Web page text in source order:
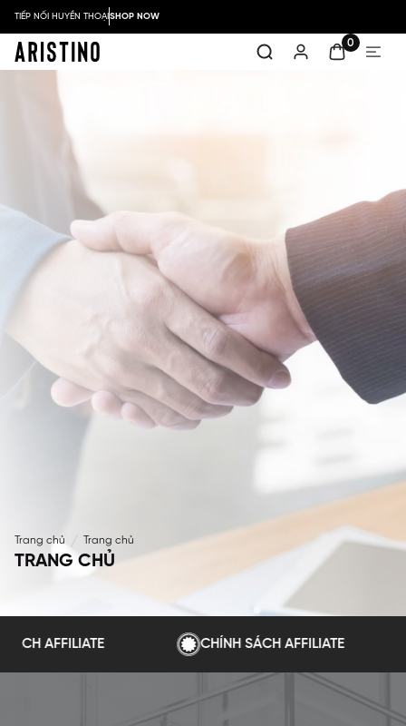
TIẾP NỐI HUYỀN THOẠISHOP NOW
0
Trang chủ Trang chủ
TRANG CHỦ
CHÍNH SÁCH AFFILIATE CHÍNH SÁCH